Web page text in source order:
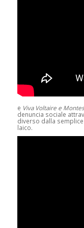
e Viva Voltaire e
denuncia sociale
diverso dalla
laico.